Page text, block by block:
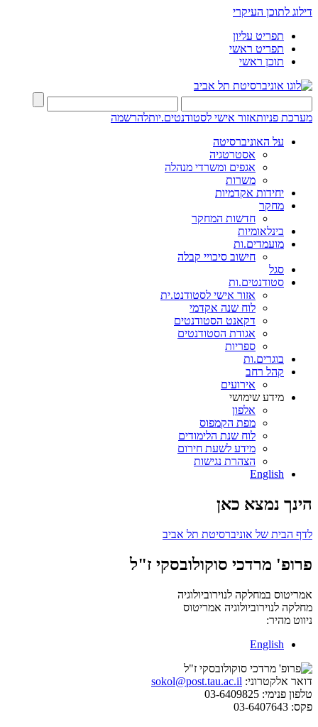
דילוג לתוכן העיקרי
תפריט עליון
תפריט ראשי
תוכן ראשי
מערכת פניותאזור אישי לסטודנטים.יותלהרשמה
על האוניברסיטה
אסטרטגיה
אגפים ומשרדי מנהלה
משרות
יחידות אקדמיות
מחקר
חדשות המחקר
בינלאומיות
מועמדים.ות
חישוב סיכויי קבלה
סגל
סטודנטים.ות
אזור אישי לסטודנט.ית
לוח שנה אקדמי
דקאנט הסטודנטים
אגודת הסטודנטים
ספריות
בוגרים.ות
קהל רחב
אירועים
מידע שימושי
אלפון
מפת הקמפוס
לוח שנת הלימודים
מידע לשעת חירום
הצהרת נגישות
English
הינך נמצא כאן
לדף הבית של אוניברסיטת תל אביב
פרופ' מרדכי סוקולובסקי ז"ל
אמריטוס במחלקה לנוירוביולוגיה
מחלקה לנוירוביולוגיה אמריטוס
ניווט מהיר:
English
דואר אלקטרוני: sokol@post.tau.ac.il
טלפון פנימי:
פקס: